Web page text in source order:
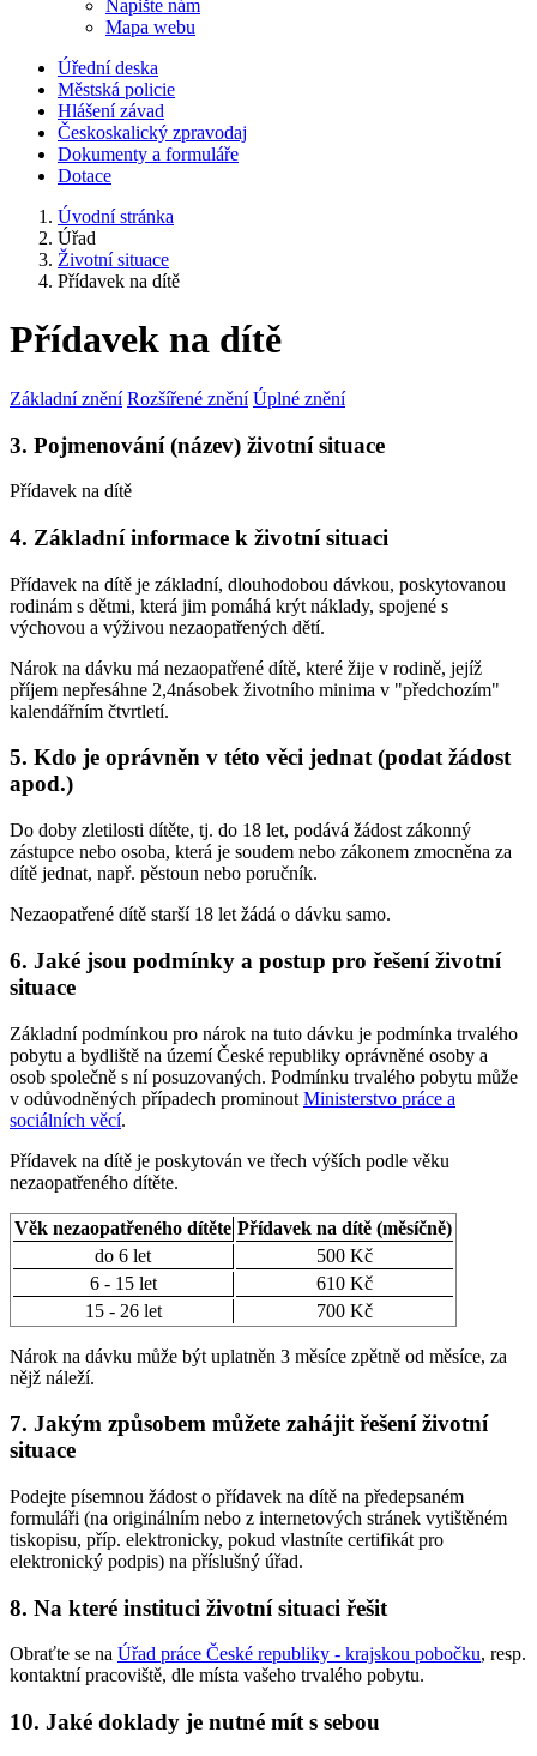
Napište nám
Mapa webu
Úřední deska
Městská policie
Hlášení závad
Českoskalický zpravodaj
Dokumenty a formuláře
Dotace
Úvodní stránka
Úřad
Životní situace
Přídavek na dítě
Přídavek na dítě
Základní znění Rozšířené znění Úplné znění
3. Pojmenování (název) životní situace
Přídavek na dítě
4. Základní informace k životní situaci
Přídavek na dítě je základní, dlouhodobou dávkou, poskytovanou
rodinám s dětmi, která jim pomáhá krýt náklady, spojené s
výchovou a výživou nezaopatřených dětí.
Nárok na dávku má nezaopatřené dítě, které žije v rodině, jejíž
příjem nepřesáhne 2,4násobek životního minima v "předchozím"
kalendářním čtvrtletí.
5. Kdo je oprávněn v této věci jednat (podat žádost
apod.)
Do doby zletilosti dítěte, tj. do 18 let, podává žádost zákonný
zástupce nebo osoba, která je soudem nebo zákonem zmocněna za
dítě jednat, např. pěstoun nebo poručník.
Nezaopatřené dítě starší 18 let žádá o dávku samo.
6. Jaké jsou podmínky a postup pro řešení životní
situace
Základní podmínkou pro nárok na tuto dávku je podmínka trvalého
pobytu a bydliště na území České republiky oprávněné osoby a
osob společně s ní posuzovaných. Podmínku trvalého pobytu může
v odůvodněných případech prominout Ministerstvo práce a
sociálních věcí.
Přídavek na dítě je poskytován ve třech výších podle věku
nezaopatřeného dítěte.
Věk nezaopatřeného dítěte Přídavek na dítě (měsíčně)
do 6 let
500 Kč
6 - 15 let
610 Kč
15 - 26 let
700 Kč
Nárok na dávku může být uplatněn 3 měsíce zpětně od měsíce, za
nějž náleží.
7. Jakým způsobem můžete zahájit řešení životní
situace
Podejte písemnou žádost o přídavek na dítě na předepsaném
formuláři (na originálním nebo z internetových stránek vytištěném
tiskopisu, příp. elektronicky, pokud vlastníte certifikát pro
elektronický podpis) na příslušný úřad.
8. Na které instituci životní situaci řešit
Obraťte se na Úřad práce České republiky - krajskou pobočku, resp.
kontaktní pracoviště, dle místa vašeho trvalého pobytu.
10. Jaké doklady je nutné mít s sebou